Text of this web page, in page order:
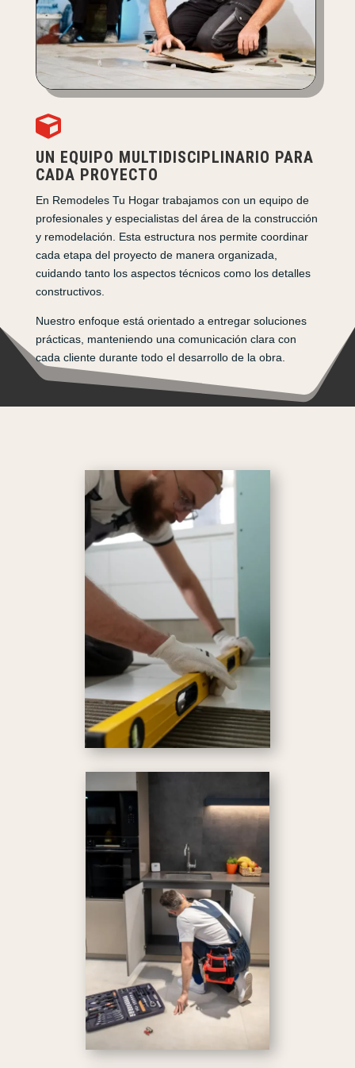

UN EQUIPO MULTIDISCIPLINARIO PARA
CADA PROYECTO
En Remodeles Tu Hogar trabajamos con un equipo de
profesionales y especialistas del área de la construcción
y remodelación. Esta estructura nos permite coordinar
cada etapa del proyecto de manera organizada,
cuidando tanto los aspectos técnicos como los detalles
constructivos.
Nuestro enfoque está orientado a entregar soluciones
prácticas, manteniendo una comunicación clara con
cada cliente durante todo el desarrollo de la obra.